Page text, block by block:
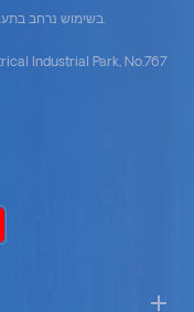
בשימוש נרחב בתעופה מסחרית, מכשירי בדיקה, תקשורת ותחומים אחרים.